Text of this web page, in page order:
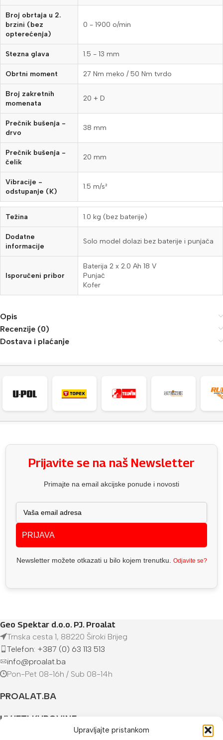
Upravljajte pristankom
Broj obrtaja u 2.
brzini (bez
opterećenja)
0 - 1900 o/min
Stezna glava 1.5 - 13 mm
Obrtni moment 27 Nm meko / 50 Nm tvrdo
Broj zakretnih
momenata
20 + D
Prečnik bušenja -
drvo
38 mm
Prečnik bušenja -
čelik
20 mm
Vibracije -
odstupanje (K)
1.5 m/s²
Težina 1.0 kg (bez baterije)
Dodatne
informacije
Solo model dolazi bez baterije i punjača
Isporučeni pribor
Baterija 2 x 2.0 Ah 18 V
Punjač
Kofer
Opis
Recenzije (0)
Dostava i plaćanje
Prijavite se na naš Newsletter
Primajte na email akcijske ponude i novosti
PRIJAVA
Newsletter možete otkazati u bilo kojem trenutku. Odjavite se?
Geo Spektar d.o.o. PJ. Proalat
Trnska cesta 1, 88220 Široki Brijeg
Telefon: +387 (0) 63 113 513
info@proalat.ba
Pon-Pet 08-16h / Sub 08-14h
PROALAT.BA
UVJETI KUPOVINE